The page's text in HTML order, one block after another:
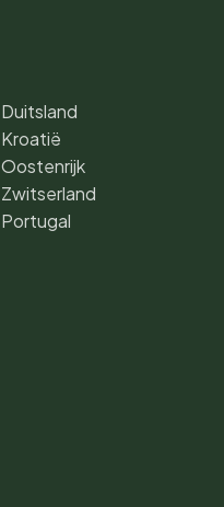
Duitsland
Kroatië
Oostenrijk
Zwitserland
Portugal